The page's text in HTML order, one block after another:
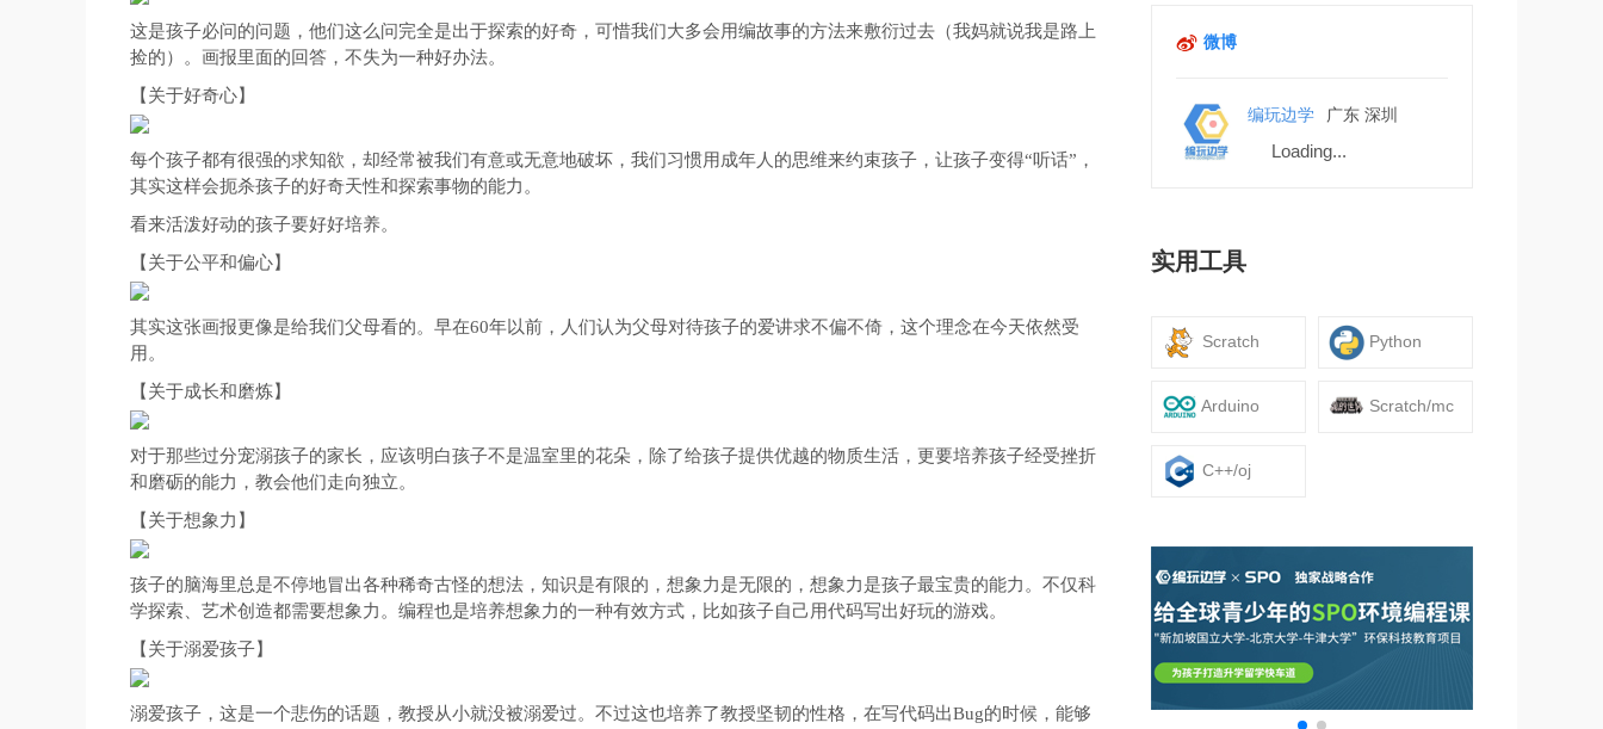
这是孩子必问的问题，他们这么问完全是出于探索的好奇，可惜我们大多会用编故事的方法来敷衍过去（我妈就说我是路上
捡的）。画报里面的回答，不失为一种好办法。
【关于好奇心】
每个孩子都有很强的求知欲，却经常被我们有意或无意地破坏，我们习惯用成年人的思维来约束孩子，让孩子变得“听话”，
其实这样会扼杀孩子的好奇天性和探索事物的能力。
看来活泼好动的孩子要好好培养。
【关于公平和偏心】
其实这张画报更像是给我们父母看的。早在60年以前，人们认为父母对待孩子的爱讲求不偏不倚，这个理念在今天依然受
用。
【关于成长和磨炼】
对于那些过分宠溺孩子的家长，应该明白孩子不是温室里的花朵，除了给孩子提供优越的物质生活，更要培养孩子经受挫折
和磨砺的能力，教会他们走向独立。
【关于想象力】
孩子的脑海里总是不停地冒出各种稀奇古怪的想法，知识是有限的，想象力是无限的，想象力是孩子最宝贵的能力。不仅科
学探索、艺术创造都需要想象力。编程也是培养想象力的一种有效方式，比如孩子自己用代码写出好玩的游戏。
【关于溺爱孩子】
溺爱孩子，这是一个悲伤的话题，教授从小就没被溺爱过。不过这也培养了教授坚韧的性格，在写代码出Bug的时候，能够
微博
编玩边学 广东 深圳
Loading...
实用工具
Scratch Python
Arduino Scratch/mc
C++/oj